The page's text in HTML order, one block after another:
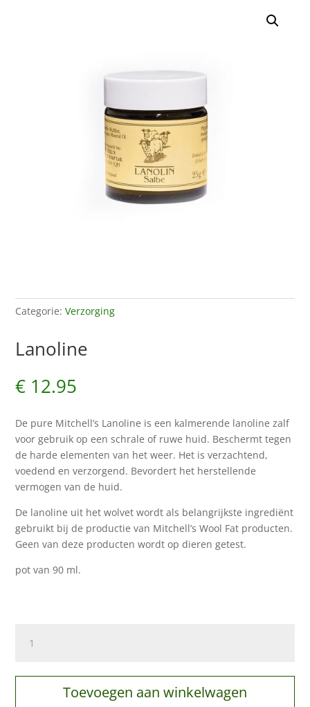
Categorie:Verzorging
Lanoline
€ 12.95
De pure Mitchell’s Lanoline is een kalmerende lanoline zalf
voor gebruik op een schrale of ruwe huid. Beschermt tegen
de harde elementen van het weer. Het is verzachtend,
voedend en verzorgend. Bevordert het herstellende
vermogen van de huid.
De lanoline uit het wolvet wordt als belangrijkste ingrediënt
gebruikt bij de productie van Mitchell’s Wool Fat producten.
Geen van deze producten wordt op dieren getest.
pot van 90 ml.
aantal
Toevoegen aan winkelwagen